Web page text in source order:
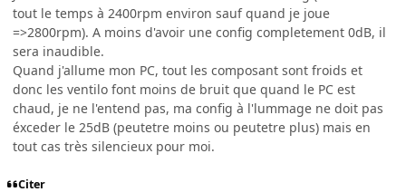
tout le temps à 2400rpm environ sauf quand je joue
=>2800rpm). A moins d'avoir une config completement 0dB, il
sera inaudible.
Quand j'allume mon PC, tout les composant sont froids et
donc les ventilo font moins de bruit que quand le PC est
chaud, je ne l'entend pas, ma config à l'lummage ne doit pas
éxceder le 25dB (peutetre moins ou peutetre plus) mais en
tout cas très silencieux pour moi.
Citer